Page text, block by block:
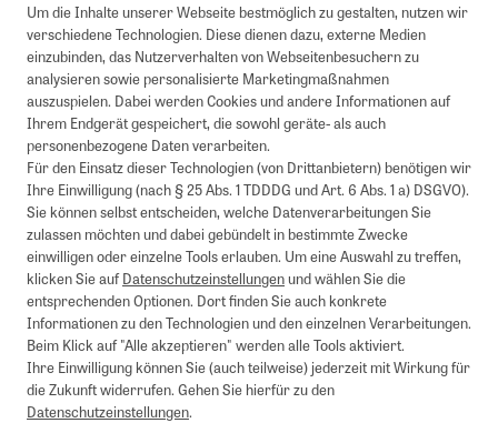
Um die Inhalte unserer Webseite bestmöglich zu gestalten, nutzen wir
verschiedene Technologien. Diese dienen dazu, externe Medien
einzubinden, das Nutzerverhalten von Webseitenbesuchern zu
analysieren sowie personalisierte Marketingmaßnahmen
auszuspielen. Dabei werden Cookies und andere Informationen auf
Ihrem Endgerät gespeichert, die sowohl geräte- als auch
personenbezogene Daten verarbeiten.
Für den Einsatz dieser Technologien (von Drittanbietern) benötigen wir
Ihre Einwilligung (nach § 25 Abs. 1 TDDDG und Art. 6 Abs. 1 a) DSGVO).
Sie können selbst entscheiden, welche Datenverarbeitungen Sie
zulassen möchten und dabei gebündelt in bestimmte Zwecke
einwilligen oder einzelne Tools erlauben. Um eine Auswahl zu treffen,
klicken Sie aufDatenschutzeinstellungenund wählen Sie die
entsprechenden Optionen. Dort finden Sie auch konkrete
Informationen zu den Technologien und den einzelnen Verarbeitungen.
Beim Klick auf "Alle akzeptieren" werden alle Tools aktiviert.
Ihre Einwilligung können Sie (auch teilweise) jederzeit mit Wirkung für
die Zukunft widerrufen. Gehen Sie hierfür zu den
Datenschutzeinstellungen.